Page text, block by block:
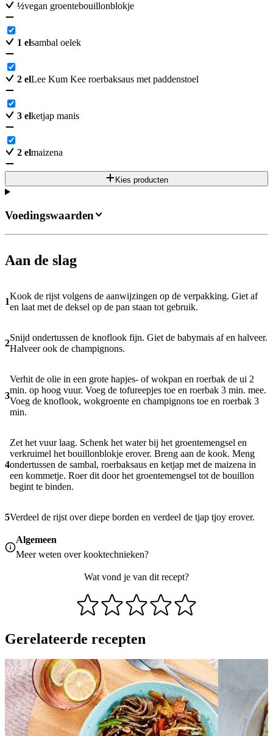
½vegan groentebouillonblokje
1 elsambal oelek
2 elLee Kum Kee roerbaksaus met paddenstoel
3 elketjap manis
2 elmaizena
Kies producten
Aan de slag
1
Kook de rijst volgens de aanwijzingen op de verpakking. Giet af
en laat met de deksel op de pan staan tot gebruik.
2
Snijd ondertussen de knoflook fijn. Giet de babymais af en halveer.
Halveer ook de champignons.
3
Verhit de olie in een grote hapjes- of wokpan en roerbak de ui 2
min. op hoog vuur. Voeg de tofureepjes toe en roerbak 3 min. mee.
Voeg de knoflook, wokgroente en champignons toe en roerbak 3
min.
4
Zet het vuur laag. Schenk het water bij het groentemengsel en
verkruimel het bouillonblokje erover. Breng aan de kook. Meng
ondertussen de sambal, roerbaksaus en ketjap met de maizena in
een kommetje. Roer dit door het groentemengsel tot de bouillon
begint te binden.
5Verdeel de rijst over diepe borden en verdeel de tjap tjoy erover.
Algemeen
Meer weten overkooktechnieken?
Wat vond je van dit recept?
Voedingswaarden
Gerelateerde recepten